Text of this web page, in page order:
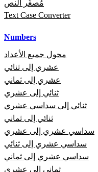
مُصغّر النص
Text Case Converter
Numbers
محول جميع الأعداد
عشري إلى ثنائي
عشري إلى ثماني
ثنائي إلى عشري
ثنائي إلى سداسي عشري
ثنائي إلى ثماني
سداسي عشري إلى عشري
سداسي عشري إلى ثنائي
سداسي عشري إلى ثماني
ثماني إلى عشري